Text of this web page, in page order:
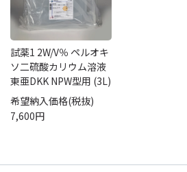
試薬1 2W/V％ ペルオキ
ソ二硫酸カリウム溶液
東亜DKK NPW型用 (3L)
希望納入価格(税抜)
7,600円